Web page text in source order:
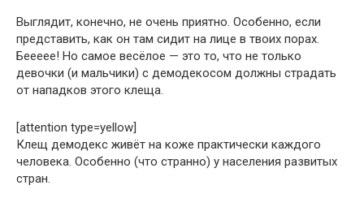
Выглядит, конечно, не очень приятно. Особенно, если
представить, как он там сидит на лице в твоих порах.
Беееее! Но самое весёлое — это то, что не только
девочки (и мальчики) с демодекосом должны страдать
от нападков этого клеща.
[attention type=yellow]
Клещ демодекс живёт на коже практически каждого
человека. Особенно (что странно) у населения развитых
стран.